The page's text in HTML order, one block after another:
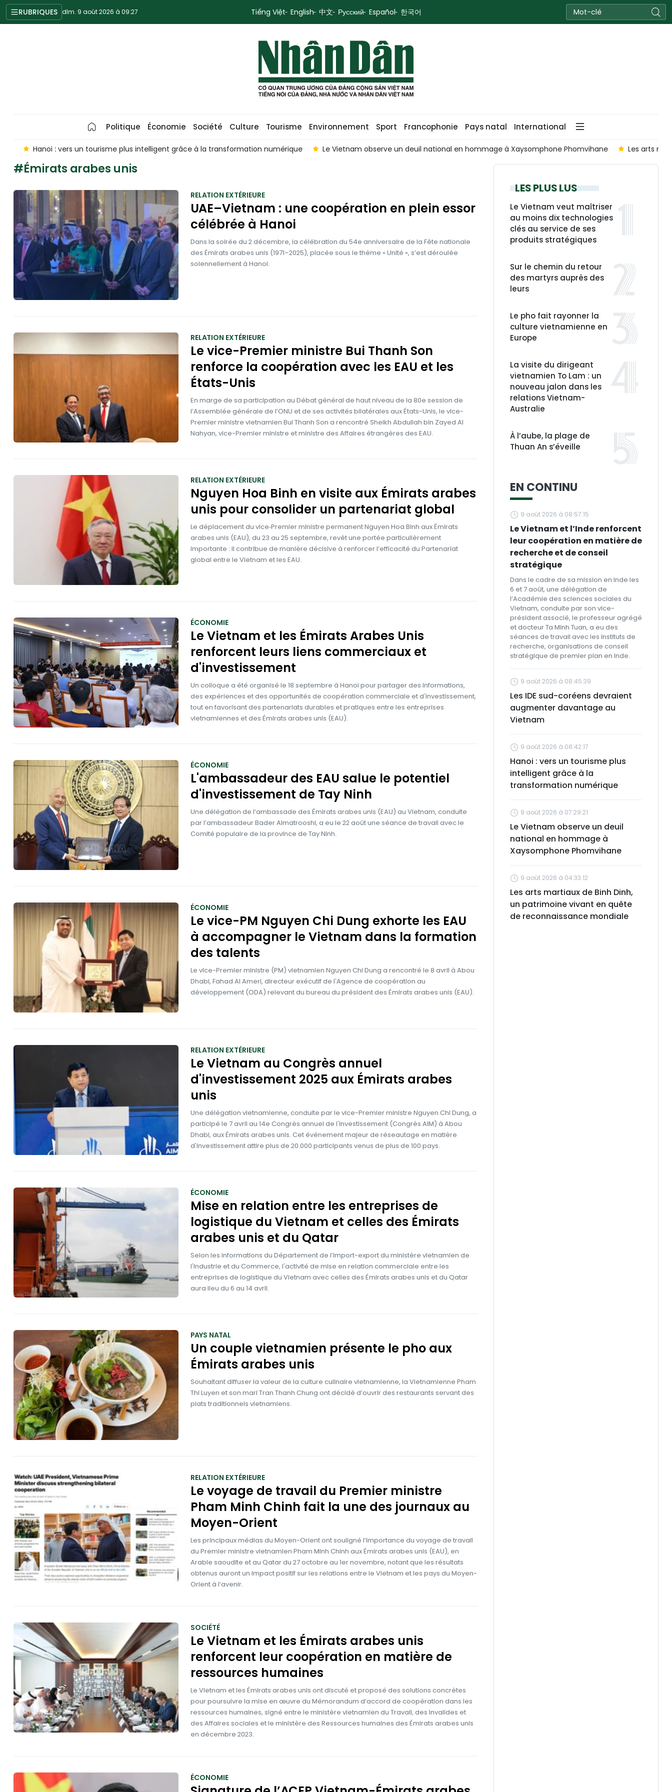
RUBRIQUES dim. 9 août 2026 à 09:27 Tiếng Việt English 中文 Русский Español 한국어
Politique Économie Société Culture Tourisme Environnement Sport Francophonie Pays natal International
Hanoi : vers un tourisme plus intelligent grâce à la transformation numérique Le Vietnam observe un deuil national en hommage à Xaysomphone Phomvihane Les arts
#Émirats arabes unis
RELATION EXTÉRIEURE
UAE–Vietnam : une coopération en plein essor
célébrée à Hanoi
Dans la soirée du 2 décembre, la célébration du 54e anniversaire de la Fête nationale
des Émirats arabes unis (1971–2025), placée sous le thème « Unité », s’est déroulée
solennellement à Hanoi.
RELATION EXTÉRIEURE
Le vice-Premier ministre Bui Thanh Son
renforce la coopération avec les EAU et les
États-Unis
En marge de sa participation au Débat général de haut niveau de la 80e session de
l’Assemblée générale de l’ONU et de ses activités bilatérales aux États-Unis, le vice-
Premier ministre vietnamien Bui Thanh Son a rencontré Sheikh Abdullah bin Zayed Al
Nahyan, vice-Premier ministre et ministre des Affaires étrangères des EAU.
RELATION EXTÉRIEURE
Nguyen Hoa Binh en visite aux Émirats arabes
unis pour consolider un partenariat global
Le déplacement du vice‑Premier ministre permanent Nguyen Hoa Binh aux Émirats
arabes unis (EAU), du 23 au 25 septembre, revêt une portée particulièrement
importante : il contribue de manière décisive à renforcer l’efficacité du Partenariat
global entre le Vietnam et les EAU.
ÉCONOMIE
Le Vietnam et les Émirats Arabes Unis
renforcent leurs liens commerciaux et
d'investissement
Un colloque a été organisé le 18 septembre à Hanoï pour partager des informations,
des expériences et des opportunités de coopération commerciale et d'investissement,
tout en favorisant des partenariats durables et pratiques entre les entreprises
vietnamiennes et des Émirats arabes unis (EAU).
ÉCONOMIE
L'ambassadeur des EAU salue le potentiel
d'investissement de Tay Ninh
Une délégation de l’ambassade des Émirats arabes unis (EAU) au Vietnam, conduite
par l’ambassadeur Bader Almatrooshi, a eu le 22 août une séance de travail avec le
Comité populaire de la province de Tay Ninh.
ÉCONOMIE
Le vice-PM Nguyen Chi Dung exhorte les EAU
à accompagner le Vietnam dans la formation
des talents
Le vice-Premier ministre (PM) vietnamien Nguyen Chi Dung a rencontré le 8 avril à Abou
Dhabi, Fahad Al Ameri, directeur exécutif de l'Agence de coopération au
développement (ODA) relevant du bureau du président des Émirats arabes unis (EAU).
RELATION EXTÉRIEURE
Le Vietnam au Congrès annuel
d'investissement 2025 aux Émirats arabes
unis
Une délégation vietnamienne, conduite par le vice-Premier ministre Nguyen Chi Dung, a
participé le 7 avril au 14e Congrès annuel de l'investissement (Congrès AIM) à Abou
Dhabi, aux Émirats arabes unis. Cet événement majeur de réseautage en matière
d'investissement attire plus de 20.000 participants venus de plus de 100 pays.
ÉCONOMIE
Mise en relation entre les entreprises de
logistique du Vietnam et celles des Émirats
arabes unis et du Qatar
Selon les informations du Département de l’import-export du ministère vietnamien de
l'Industrie et du Commerce, l'activité de mise en relation commerciale entre les
entreprises de logistique du Vietnam avec celles des Émirats arabes unis et du Qatar
aura lieu du 6 au 14 avril.
PAYS NATAL
Un couple vietnamien présente le pho aux
Émirats arabes unis
Souhaitant diffuser la valeur de la culture culinaire vietnamienne, la Vietnamienne Pham
Thi Luyen et son mari Tran Thanh Chung ont décidé d’ouvrir des restaurants servant des
plats traditionnels vietnamiens.
RELATION EXTÉRIEURE
Le voyage de travail du Premier ministre
Pham Minh Chinh fait la une des journaux au
Moyen-Orient
Les principaux médias du Moyen-Orient ont souligné l’importance du voyage de travail
du Premier ministre vietnamien Pham Minh Chinh aux Émirats arabes unis (EAU), en
Arabie saoudite et au Qatar du 27 octobre au 1er novembre, notant que les résultats
obtenus auront un impact positif sur les relations entre le Vietnam et les pays du Moyen-
Orient à l’avenir.
SOCIÉTÉ
Le Vietnam et les Émirats arabes unis
renforcent leur coopération en matière de
ressources humaines
Le Vietnam et les Émirats arabes unis ont discuté et proposé des solutions concrètes
pour poursuivre la mise en œuvre du Mémorandum d’accord de coopération dans les
ressources humaines, signé entre le ministère vietnamien du Travail, des Invalides et
des Affaires sociales et le ministère des Ressources humaines des Émirats arabes unis
en décembre 2023.
ÉCONOMIE
LES PLUS LUS
Le Vietnam veut maîtriser
au moins dix technologies
clés au service de ses
produits stratégiques
Sur le chemin du retour
des martyrs auprès des
leurs
Le pho fait rayonner la
culture vietnamienne en
Europe
La visite du dirigeant
vietnamien To Lam : un
nouveau jalon dans les
relations Vietnam-
Australie
À l’aube, la plage de
Thuan An s’éveille
EN CONTINU
9 août 2026 à 08:57:15
Le Vietnam et l’Inde renforcent
leur coopération en matière de
recherche et de conseil
stratégique
Dans le cadre de sa mission en Inde les
6 et 7 août, une délégation de
l’Académie des sciences sociales du
Vietnam, conduite par son vice-
président associé, le professeur agrégé
et docteur Ta Minh Tuan, a eu des
séances de travail avec les instituts de
recherche, organisations de conseil
stratégique de premier plan en Inde.
9 août 2026 à 08:45:39
Les IDE sud-coréens devraient
augmenter davantage au
Vietnam
9 août 2026 à 08:42:17
Hanoi : vers un tourisme plus
intelligent grâce à la
transformation numérique
9 août 2026 à 07:29:21
Le Vietnam observe un deuil
national en hommage à
Xaysomphone Phomvihane
9 août 2026 à 04:33:12
Les arts martiaux de Binh Dinh,
un patrimoine vivant en quête
de reconnaissance mondiale